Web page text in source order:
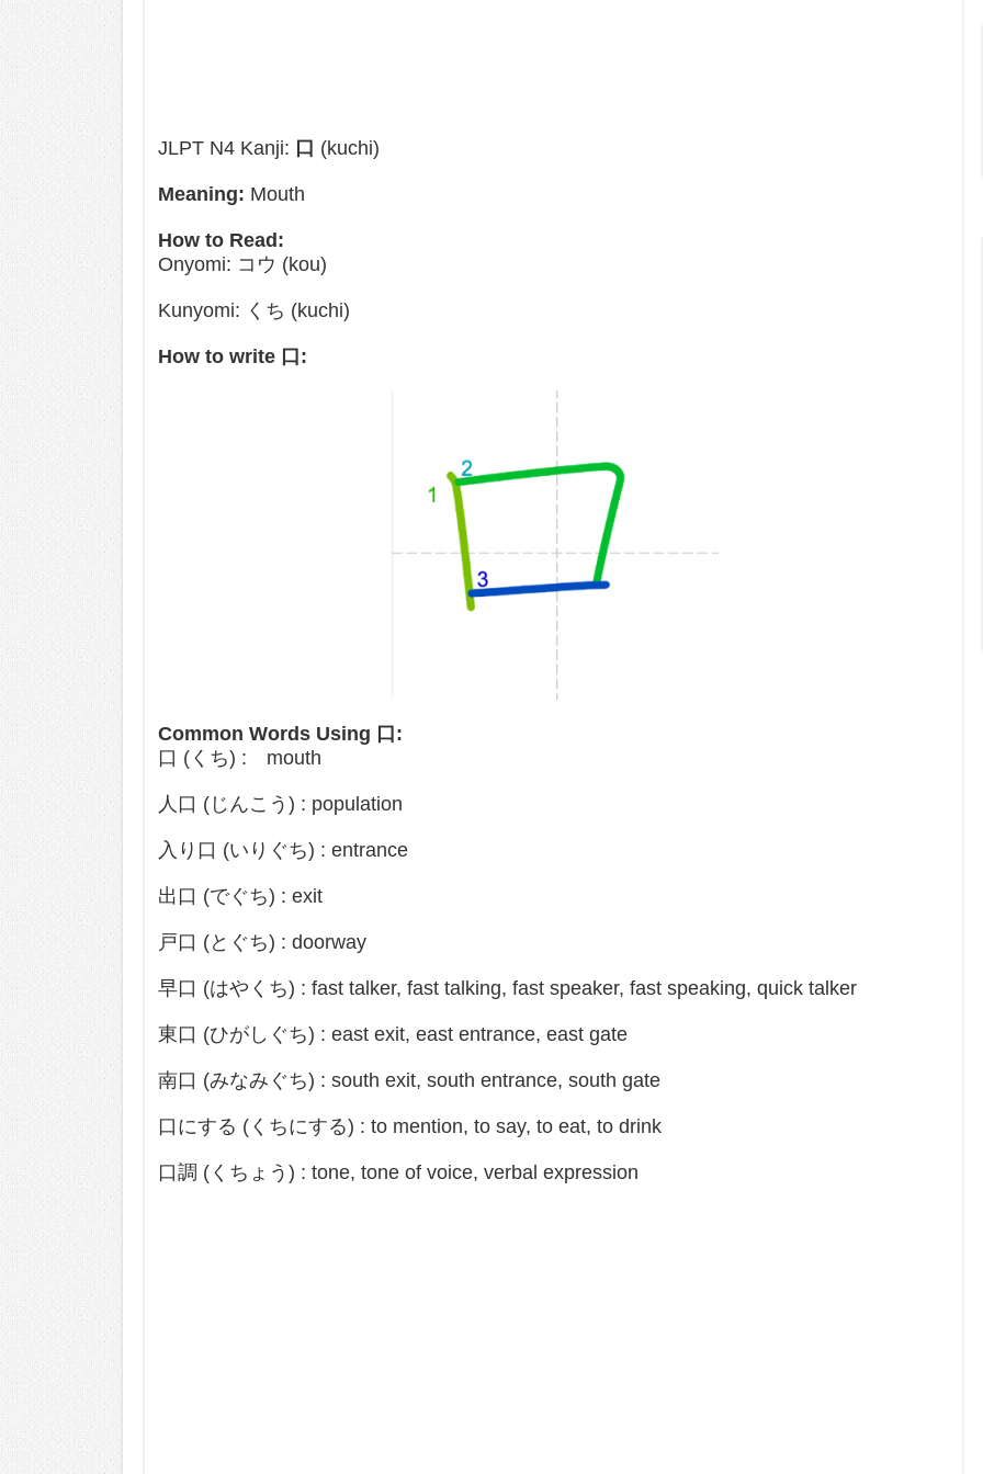
JLPT N4 Kanji: 口 (kuchi)
Meaning: Mouth
How to Read:
Onyomi: コウ (kou)
Kunyomi: くち (kuchi)
How to write 口:
Common Words Using 口:
口 (くち) : mouth
人口 (じんこう) : population
入り口 (いりぐち) : entrance
出口 (でぐち) : exit
戸口 (とぐち) : doorway
早口 (はやくち) : fast talker, fast talking, fast speaker, fast speaking, quick talker
東口 (ひがしぐち) : east exit, east entrance, east gate
南口 (みなみぐち) : south exit, south entrance, south gate
口にする (くちにする) : to mention, to say, to eat, to drink
口調 (くちょう) : tone, tone of voice, verbal expression